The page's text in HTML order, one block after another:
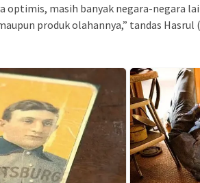
optimis, masih banyak negara-negara
produk olahannya,” tandas Hasrul